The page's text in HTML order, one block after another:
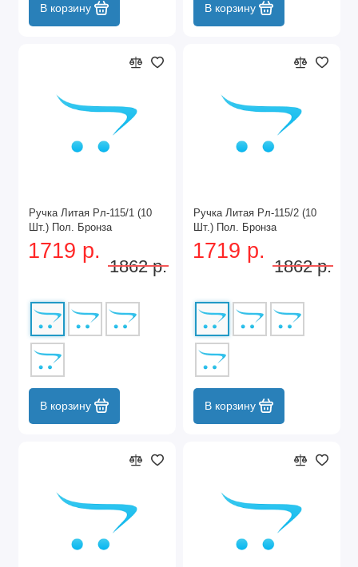
В корзину В корзину
Ручка Литая Рл-115/1 (10
Шт.) Пол. Бронза
1719 р.
1862 р.
В корзину
Ручка Литая Рл-115/2 (10
Шт.) Пол. Бронза
1719 р.
1862 р.
В корзину